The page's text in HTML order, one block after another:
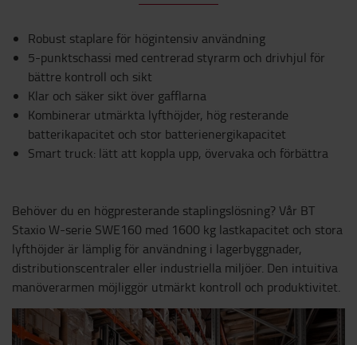
Robust staplare för högintensiv användning
5-punktschassi med centrerad styrarm och drivhjul för
bättre kontroll och sikt
Klar och säker sikt över gafflarna
Kombinerar utmärkta lyfthöjder, hög resterande
batterikapacitet och stor batterienergikapacitet
Smart truck: lätt att koppla upp, övervaka och förbättra
Behöver du en högpresterande staplingslösning? Vår BT
Staxio W-serie SWE160 med 1600 kg lastkapacitet och stora
lyfthöjder är lämplig för användning i lagerbyggnader,
distributionscentraler eller industriella miljöer. Den intuitiva
manöverarmen möjliggör utmärkt kontroll och produktivitet.